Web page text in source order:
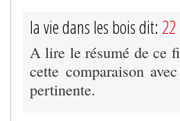
la vie dans les bois dit:
A lire le résumé de ce
cette comparaison
pertinente.